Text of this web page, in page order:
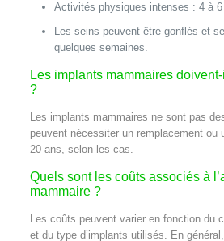
Activités physiques intenses : 4 à
Les seins peuvent être gonflés et
quelques semaines.
Les implants mammaires
?
Les implants mammaires ne sont pas
peuvent nécessiter un remplacement ou
20 ans, selon les cas.
Quels sont les coûts associés à
mammaire ?
Les coûts peuvent varier en fonction du
et du type d’implants utilisés. En